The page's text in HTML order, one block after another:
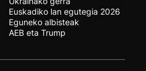
Euskadiko lan egutegia 2026
Eguneko albisteak
AEB eta Trump